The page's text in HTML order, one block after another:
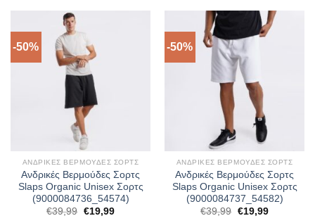
-50%
ΑΝΔΡΙΚΈΣ ΒΕΡΜΟΎΔΕΣ ΣΟΡΤΣ
Ανδρικές Βερμούδες Σορτς
Slaps Organic Unisex Σορτς
(9000084736_54574)
€39,99 Original
€19,99Η
-50%
ΑΝΔΡΙΚΈΣ ΒΕΡΜΟΎΔΕΣ ΣΟΡΤΣ
Ανδρικές Βερμούδες Σορτς
Slaps Organic Unisex Σορτς
(9000084737_54582)
€39,99 Original
€19,99Η